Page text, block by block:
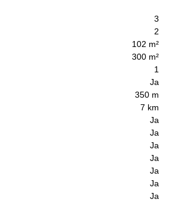
3
2
102 m²
300 m²
1
Ja
350 m
7 km
Ja
Ja
Ja
Ja
Ja
Ja
Ja